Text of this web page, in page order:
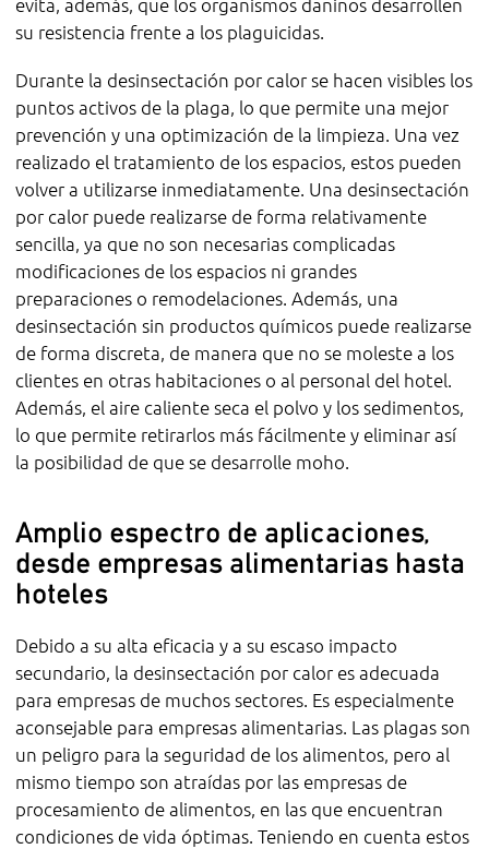
su resistencia frente a los plaguicidas.
Durante la desinsectación por calor se hacen visibles los
puntos activos de la plaga, lo que permite una mejor
prevención y una optimización de la limpieza. Una vez
realizado el tratamiento de los espacios, estos pueden
volver a utilizarse inmediatamente. Una desinsectación
por calor puede realizarse de forma relativamente
sencilla, ya que no son necesarias complicadas
modificaciones de los espacios ni grandes
preparaciones o remodelaciones. Además, una
desinsectación sin productos químicos puede realizarse
de forma discreta, de manera que no se moleste a los
clientes en otras habitaciones o al personal del hotel.
Además, el aire caliente seca el polvo y los sedimentos,
lo que permite retirarlos más fácilmente y eliminar así
la posibilidad de que se desarrolle moho.
Amplio espectro de aplicaciones,
desde empresas alimentarias hasta
hoteles
Debido a su alta eficacia y a su escaso impacto
secundario, la desinsectación por calor es adecuada
para empresas de muchos sectores. Es especialmente
aconsejable para empresas alimentarias. Las plagas son
un peligro para la seguridad de los alimentos, pero al
mismo tiempo son atraídas por las empresas de
procesamiento de alimentos, en las que encuentran
condiciones de vida óptimas. Teniendo en cuenta estos